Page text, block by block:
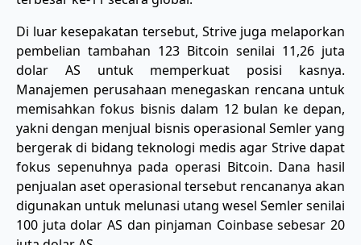
​Di luar kesepakatan tersebut, Strive juga melaporkan
pembelian tambahan 123 Bitcoin senilai 11,26 juta
dolar AS untuk memperkuat posisi kasnya.
Manajemen perusahaan menegaskan rencana untuk
memisahkan fokus bisnis dalam 12 bulan ke depan,
yakni dengan menjual bisnis operasional Semler yang
bergerak di bidang teknologi medis agar Strive dapat
fokus sepenuhnya pada operasi Bitcoin. Dana hasil
penjualan aset operasional tersebut rencananya akan
digunakan untuk melunasi utang wesel Semler senilai
100 juta dolar AS dan pinjaman Coinbase sebesar 20